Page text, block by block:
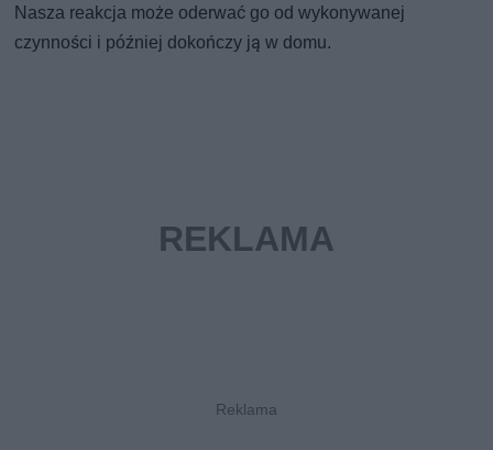
Nasza reakcja może oderwać go od wykonywanej
czynności i później dokończy ją w domu.